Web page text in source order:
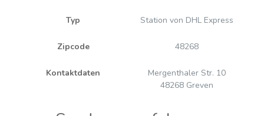
Typ Station von DHL Express
Zipcode 48268
Kontaktdaten
Mergenthaler Str. 10
48268 Greven